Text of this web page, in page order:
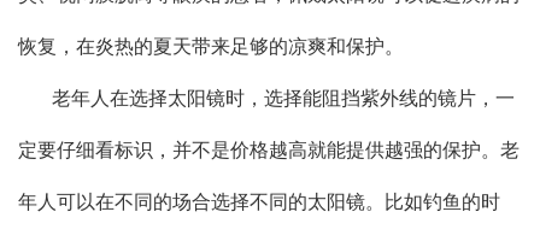
恢复，在炎热的夏天带来足够的凉爽和保护。
老年人在选择太阳镜时，选择能阻挡紫外线的镜片，一
定要仔细看标识，并不是价格越高就能提供越强的保护。老
年人可以在不同的场合选择不同的太阳镜。比如钓鱼的时